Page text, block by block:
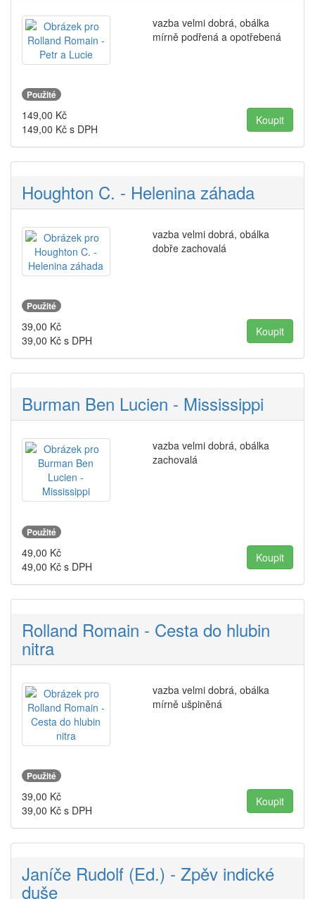
vazba velmi dobrá, obálka
mírně podřená a opotřebená
Použité
149,00 Kč
149,00 Kč s DPH
Houghton C. - Helenina záhada
vazba velmi dobrá, obálka
dobře zachovalá
Použité
39,00 Kč
39,00 Kč s DPH
Burman Ben Lucien - Mississippi
vazba velmi dobrá, obálka
zachovalá
Použité
49,00 Kč
49,00 Kč s DPH
Rolland Romain - Cesta do hlubin
nitra
vazba velmi dobrá, obálka
mírně ušpiněná
Použité
39,00 Kč
39,00 Kč s DPH
Janíče Rudolf (Ed.) - Zpěv indické
duše